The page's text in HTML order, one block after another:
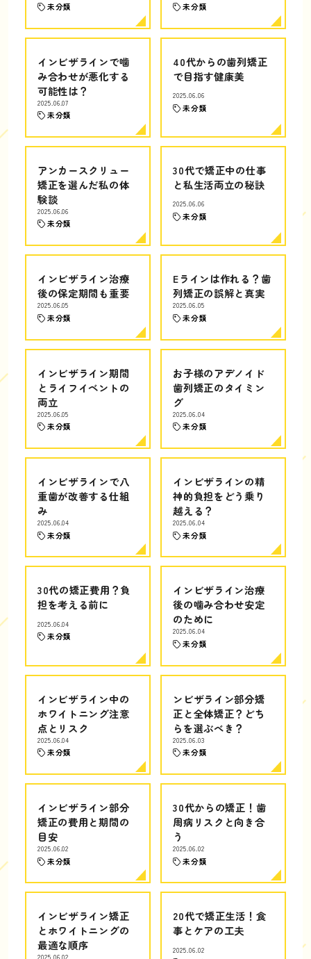
未分類 未分類
インビザラインで噛
み合わせが悪化する
可能性は？
2025.06.07
未分類
40代からの歯列矯正
で目指す健康美
2025.06.06
未分類
アンカースクリュー
矯正を選んだ私の体
験談
2025.06.06
未分類
30代で矯正中の仕事
と私生活両立の秘訣
2025.06.06
未分類
インビザライン治療
後の保定期間も重要
2025.06.05
未分類
Eラインは作れる？歯
列矯正の誤解と真実
2025.06.05
未分類
インビザライン期間
とライフイベントの
両立
2025.06.05
未分類
お子様のアデノイド
歯列矯正のタイミン
グ
2025.06.04
未分類
インビザラインで八
重歯が改善する仕組
み
2025.06.04
未分類
インビザラインの精
神的負担をどう乗り
越える？
2025.06.04
未分類
30代の矯正費用？負
担を考える前に
2025.06.04
未分類
インビザライン治療
後の噛み合わせ安定
のために
2025.06.04
未分類
インビザライン中の
ホワイトニング注意
点とリスク
2025.06.04
未分類
ンビザライン部分矯
正と全体矯正？どち
らを選ぶべき？
2025.06.03
未分類
インビザライン部分
矯正の費用と期間の
目安
2025.06.02
未分類
30代からの矯正！歯
周病リスクと向き合
う
2025.06.02
未分類
インビザライン矯正
とホワイトニングの
最適な順序
20代で矯正生活！食
事とケアの工夫
2025.06.02